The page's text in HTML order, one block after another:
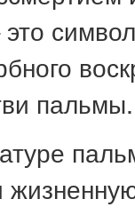
пальмы.